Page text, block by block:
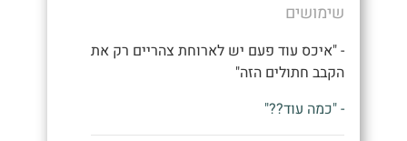
שימושים
- "איכס עוד פעם יש לארוחת צהריים רק את
הקבב חתולים הזה"
- "כמה עוד??"